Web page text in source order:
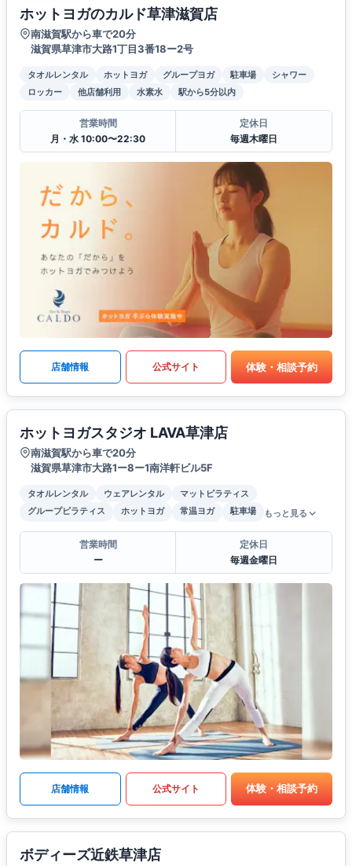
ホットヨガのカルド草津滋賀店
南滋賀駅から車で20分
滋賀県草津市大路1丁目3番18ー2号
タオルレンタル ホットヨガ グループヨガ 駐車場
シャワー
ロッカー
他店舗利用 水素水 駅から5分以内
営業時間
月・水 10:00〜22:30
定休日
毎週木曜日
店舗情報 公式サイト 体験・相談予約
ホットヨガスタジオ LAVA草津店
南滋賀駅から車で20分
滋賀県草津市大路1ー8ー1南洋軒ビル5F
タオルレンタル ウェアレンタル
マットピラティス
グループピラティス
ホットヨガ 常温ヨガ 駐車場 もっと見る
営業時間
ー
定休日
毎週金曜日
店舗情報 公式サイト 体験・相談予約
ボディーズ近鉄草津店